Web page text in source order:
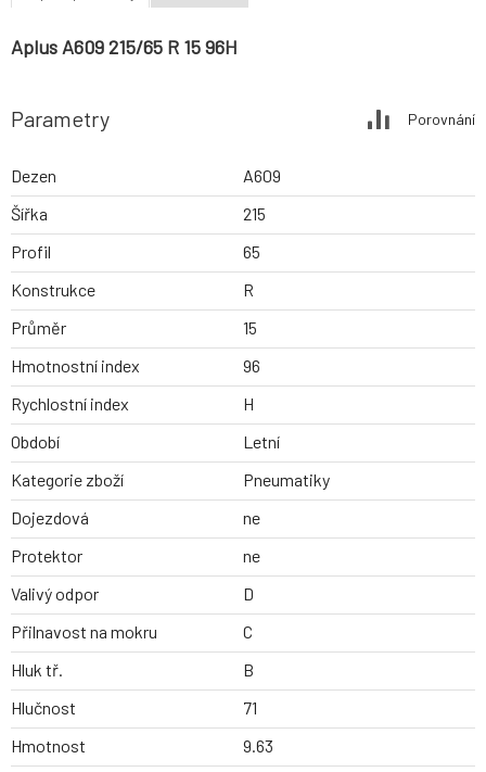
Aplus A609 215/65 R 15 96H
Parametry Porovnání
Dezen
A609
Šířka
215
Profil
65
Konstrukce
R
Průměr
15
Hmotnostní index
96
Rychlostní index
H
Období
Letní
Kategorie zboží
Pneumatiky
Dojezdová
ne
Protektor
ne
Valivý odpor
D
Přilnavost na mokru
C
Hluk tř.
B
Hlučnost
71
Hmotnost
9.63